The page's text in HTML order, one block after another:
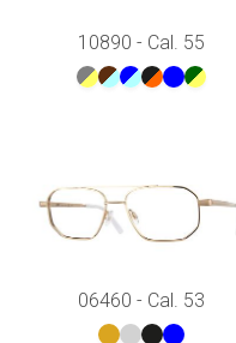
10890 - Cal. 55
06460 - Cal. 53